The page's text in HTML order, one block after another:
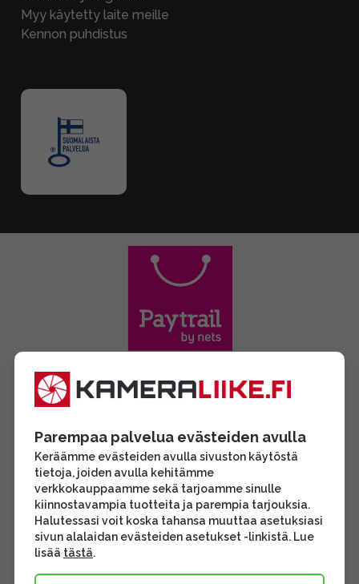
Myy käytetty laite meille
Kennon puhdistus
Parempaa palvelua evästeiden avulla
Keräämme evästeiden avulla sivuston käytöstä
tietoja, joiden avulla kehitämme
verkkokauppaamme sekä tarjoamme sinulle
kiinnostavampia tuotteita ja parempia tarjouksia.
Halutessasi voit koska tahansa muuttaa asetuksiasi
sivun alalaidan evästeiden asetukset -linkistä. Lue
lisää tästä.